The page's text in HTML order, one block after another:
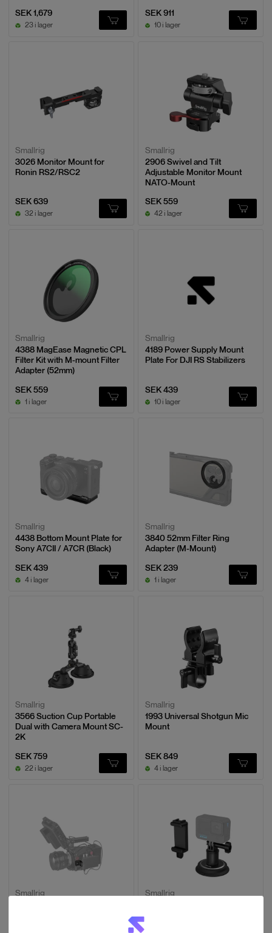
SEK 1,679
23 i lager
SEK 911
10 i lager
Smallrig
3026 Monitor Mount for
Ronin RS2/RSC2
SEK 639
32 i lager
Smallrig
2906 Swivel and Tilt
Adjustable Monitor Mount
NATO-Mount
SEK 559
42 i lager
Smallrig
4388 MagEase Magnetic CPL
Filter Kit with M-mount Filter
Adapter (52mm)
SEK 559
1 i lager
Smallrig
4189 Power Supply Mount
Plate For DJI RS Stabilizers
SEK 439
10 i lager
Smallrig
4438 Bottom Mount Plate for
Sony A7CII / A7CR (Black)
SEK 439
4 i lager
Smallrig
3840 52mm Filter Ring
Adapter (M-Mount)
SEK 239
1 i lager
Smallrig
3566 Suction Cup Portable
Dual with Camera Mount SC-
2K
SEK 759
22 i lager
Smallrig
1993 Universal Shotgun Mic
Mount
SEK 849
4 i lager
Smallrig
Smallrig